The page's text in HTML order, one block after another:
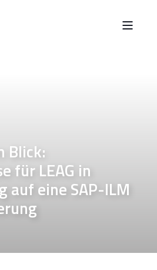
Blick:
für LEAG in
auf eine SAP-ILM